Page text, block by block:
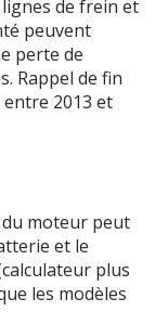
de frein et
peuvent
perte de
Rappel de fin
entre 2013 et
moteur peut
et le
plus
les modèles